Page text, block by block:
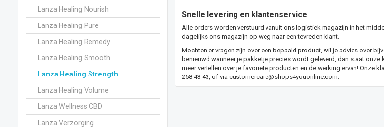
Lanza Healing Nourish
Lanza Healing Pure
Lanza Healing Remedy
Lanza Healing Smooth
Lanza Healing Strength
Lanza Healing Volume
Lanza Wellness CBD
Lanza Verzorging
Snelle levering en klantenservice
Alle orders worden verstuurd vanuit ons logistiek magazijn in het
dagelijks ons magazijn op weg naar een tevreden klant.
Mochten er vragen zijn over een bepaald product, wil je advies over
benieuwd wanneer je pakketje precies wordt geleverd, dan staat onze
meer vertellen over je favoriete producten en de werking ervan! Onze
258 43 43, of via customercare@shops4youonline.com